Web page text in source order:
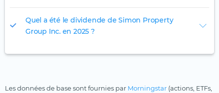
Quel a été le dividende de Simon Property
Group Inc. en 2025 ?
Les données de base sont fournies par Morningstar (actions, ETFs,